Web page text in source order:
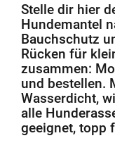
Stelle dir hier
Hundemantel
Bauchschutz
Rücken für
zusammen:
und bestellen.
Wasserdicht,
alle
geeignet, topp